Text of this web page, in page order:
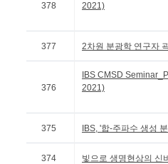
378
2021)
377 2차원 분광학 연구자
376
IBS CMSD
2021)
375 IBS, '합-주파수 생성
374 빛으로 생명현상의 신